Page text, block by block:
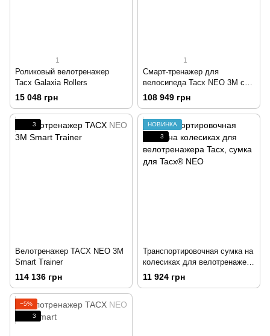
1
Роликовый велотренажер
Tacx Galaxia Rollers
15 048 грн
1
Смарт-тренажер для
велосипеда Tacx NEO 3M с
прямым приводом и 11-
скоростной кассетой
108 949 грн
3
Велотренажер TACX NEO 3M
Smart Trainer
114 136 грн
НОВИНКА
3
Транспортировочная сумка на
колесиках для велотренажера
Tacx, сумка для Tacx® NEO
11 924 грн
−5%
3